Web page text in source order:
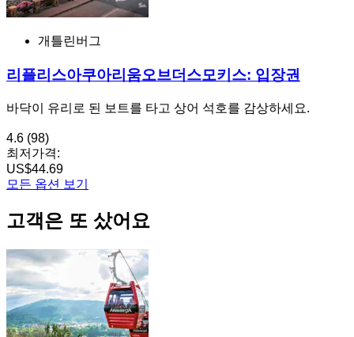
개틀린버그
리플리스아쿠아리움오브더스모키스: 입장권
바닥이 유리로 된 보트를 타고 상어 석호를 감상하세요.
4.6 (98)
최저가격:
US$44.69
모든 옵션 보기
고객은 또 샀어요